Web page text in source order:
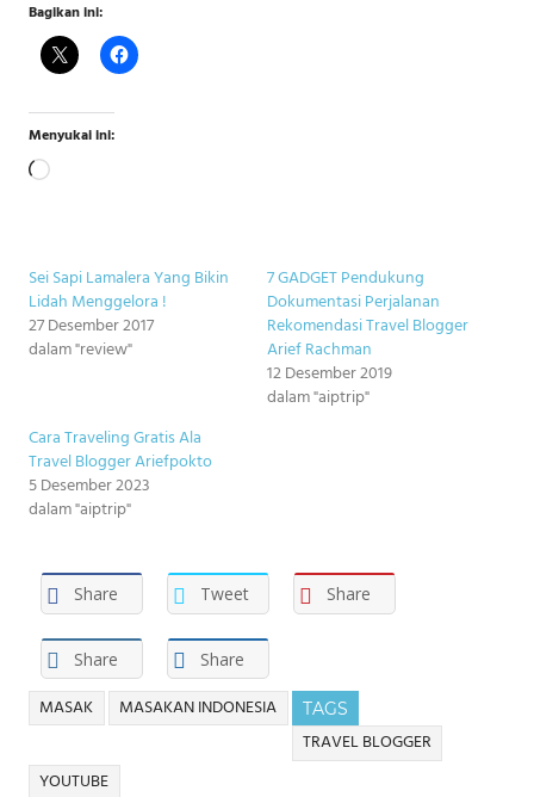
Bagikan ini:
Menyukai ini:
Memuat...
Sei Sapi Lamalera Yang Bikin
Lidah Menggelora !
27 Desember 2017
dalam "review"
7 GADGET Pendukung
Dokumentasi Perjalanan
Rekomendasi Travel Blogger
Arief Rachman
12 Desember 2019
dalam "aiptrip"
Cara Traveling Gratis Ala
Travel Blogger Ariefpokto
5 Desember 2023
dalam "aiptrip"
Share Tweet Share
Share Share
TAGS
MASAK
MASAKAN INDONESIA
TRAVEL BLOGGER
YOUTUBE